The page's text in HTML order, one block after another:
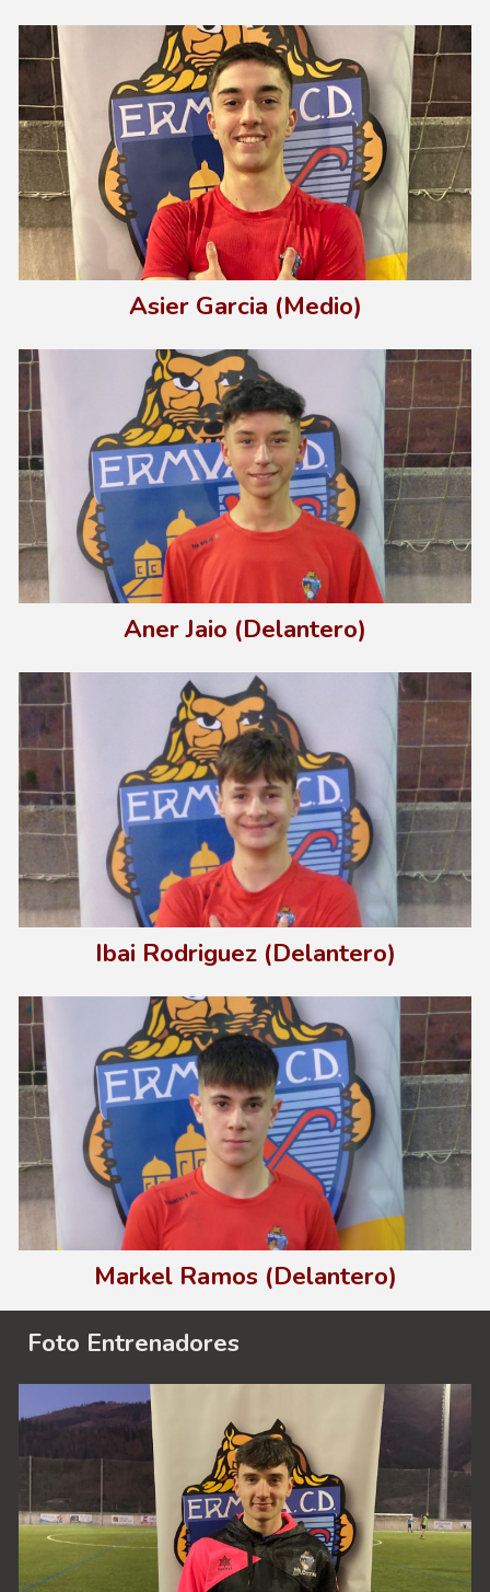
Asier Garcia (Medio)
Aner Jaio (Delantero)
Ibai Rodriguez (Delantero)
Markel Ramos (Delantero)
Foto Entrenadores